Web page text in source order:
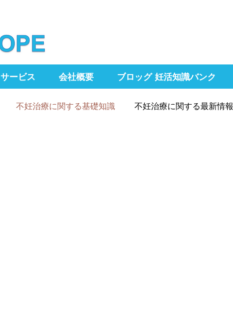
サービス 会社概要 ブロッグ 妊活知識バンク
不妊治療に関する基礎知識 不妊治療に関する最新情報